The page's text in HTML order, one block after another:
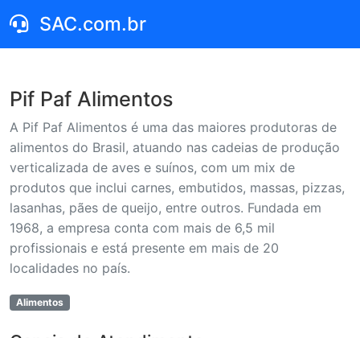
SAC.com.br
Pif Paf Alimentos
A Pif Paf Alimentos é uma das maiores produtoras de
alimentos do Brasil, atuando nas cadeias de produção
verticalizada de aves e suínos, com um mix de
produtos que inclui carnes, embutidos, massas, pizzas,
lasanhas, pães de queijo, entre outros. Fundada em
1968, a empresa conta com mais de 6,5 mil
profissionais e está presente em mais de 20
localidades no país.
Alimentos